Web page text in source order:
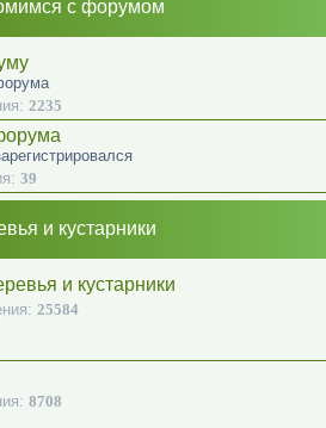
с форумом
2235
39
и кустарники
и кустарники
25584
8708